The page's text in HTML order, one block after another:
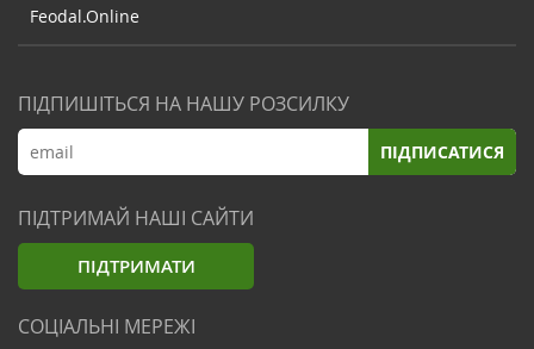
Feodal.Online
ПІДПИШІТЬСЯ НА НАШУ РОЗСИЛКУ
ПІДПИСАТИСЯ
ПІДТРИМАЙ НАШІ САЙТИ
ПІДТРИМАТИ
СОЦІАЛЬНІ МЕРЕЖІ